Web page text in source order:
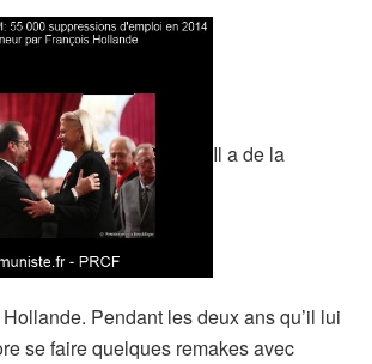
Il a de la
Pendant les deux ans qu’il lui
se faire quelques remakes avec